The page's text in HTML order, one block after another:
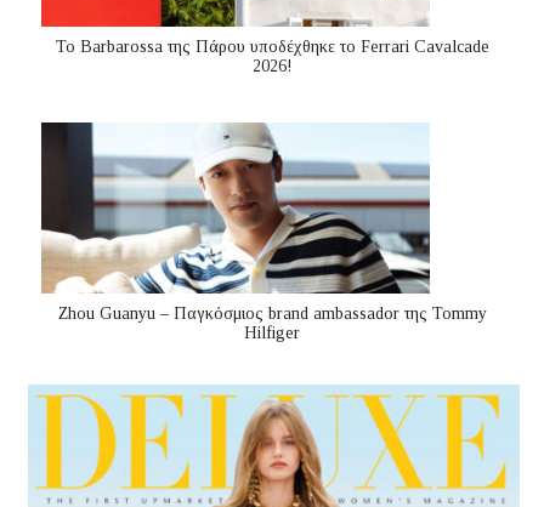
Το Barbarossa της Πάρου υποδέχθηκε το Ferrari Cavalcade
2026!
Zhou Guanyu – Παγκόσμιος brand ambassador της Tommy
Hilfiger